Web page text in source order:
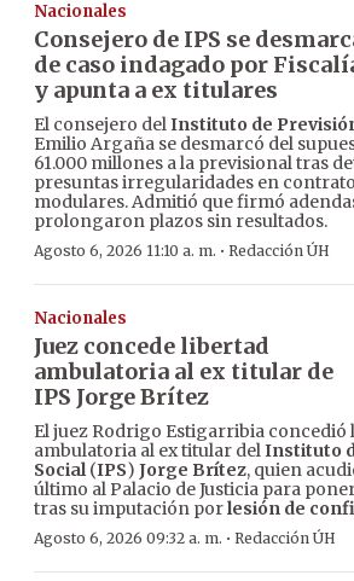
Nacionales
Consejero de IPS se
de caso indagado por
y apunta a ex titulares
El consejero delInstituto de
Emilio Argaña se desmarcó del
61.000 millones a la previsional tras
presuntas irregularidades en
modulares. Admitió que firmó
prolongaron plazos sin resultados.
Agosto 6, 2026 11:10 a. m. · Redacción ÚH
Nacionales
Juez concede libertad
ambulatoria al ex titular de
IPS Jorge Brítez
El juez Rodrigo Estigarribia concedió
ambulatoria al ex titular delInstituto
Social(IPS) Jorge Brítez, quien
último al Palacio de Justicia para
tras su imputación porlesión de
Agosto 6, 2026 09:32 a. m. · Redacción ÚH